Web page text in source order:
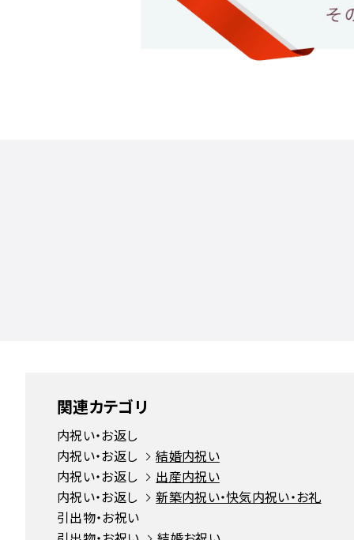
関連カテゴリ
内祝い・お返し
内祝い・お返し
結婚内祝い
内祝い・お返し
出産内祝い
内祝い・お返し
新築内祝い・快気内祝い・お礼
引出物・お祝い